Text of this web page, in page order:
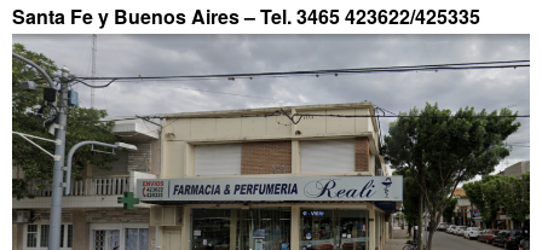
Santa Fe y Buenos Aires –Tel. 3465 423622/425335